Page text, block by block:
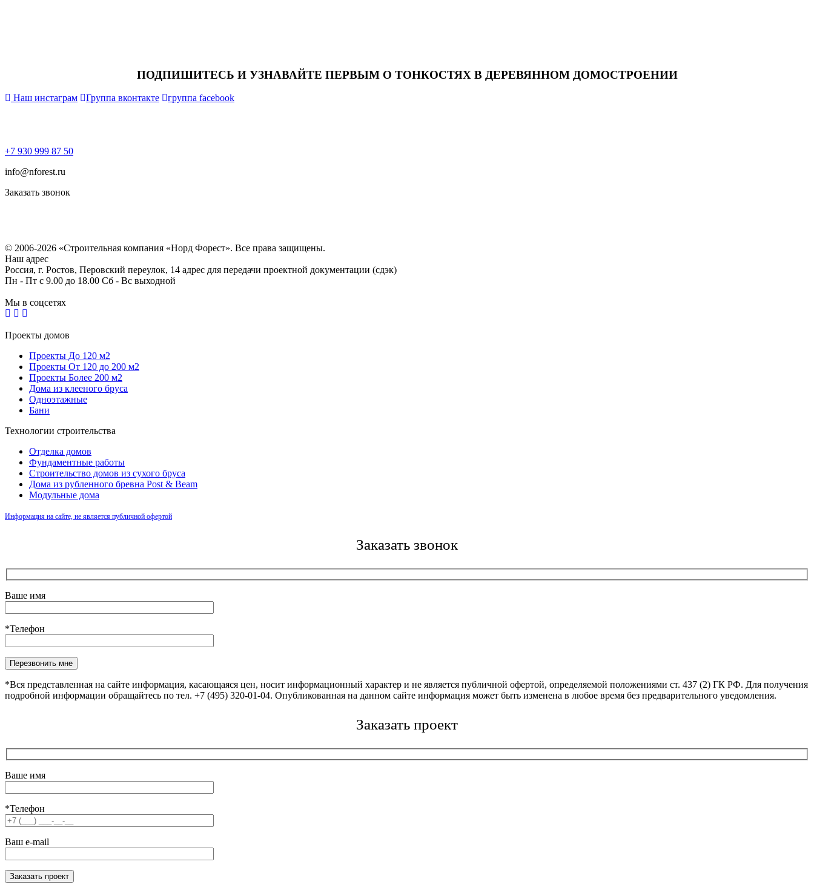
ПОДПИШИТЕСЬ И УЗНАВАЙТЕ ПЕРВЫМ О ТОНКОСТЯХ В ДЕРЕВЯННОМ ДОМОСТРОЕНИИ
Наш инстаграм Группа вконтакте группа facebook
+7 930 999 87 50
info@nforest.ru
Заказать звонок
© 2006-2026 «Строительная компания «Норд Форест». Все права защищены.
Наш адрес
Россия, г. Ростов, Перовский переулок, 14 адрес для передачи проектной документации (сдэк)
Пн - Пт с 9.00 до 18.00 Сб - Вс выходной
Мы в соцсетях
Проекты домов
Проекты До 120 м2
Проекты От 120 до 200 м2
Проекты Более 200 м2
Дома из клееного бруса
Одноэтажные
Бани
Технологии строительства
Отделка домов
Фундаментные работы
Строительство домов из сухого бруса
Дома из рубленного бревна Post & Beam
Модульные дома
Информация на сайте, не является публичной офертой
Заказать звонок
Ваше имя
*Телефон
Оставьте это поле пустым.
*Вся представленная на сайте информация, касающаяся цен, носит информационный характер и не является публичной офертой, определяемой положениями ст. 437 (2) ГК РФ. Для получения
подробной информации обращайтесь по тел. +7 (495) 320-01-04. Опубликованная на данном сайте информация может быть изменена в любое время без предварительного уведомления.
Заказать проект
Ваше имя
*Телефон
Ваш e-mail